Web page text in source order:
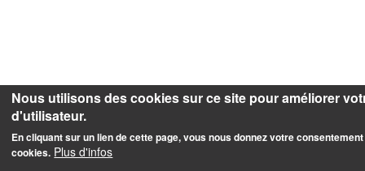
Nous utilisons des cookies sur ce site pour améliorer
d'utilisateur.
En cliquant sur un lien de cette page, vous nous donnez votre
cookies. Plus d'infos